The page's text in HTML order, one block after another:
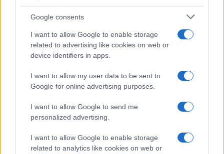
Google consents
I want to allow Google to enable storage
related to advertising like cookies on web or
device identifiers in apps.
I want to allow my user data to be sent to
Google for online advertising purposes.
I want to allow Google to send me
personalized advertising.
I want to allow Google to enable storage
related to analytics like cookies on web or